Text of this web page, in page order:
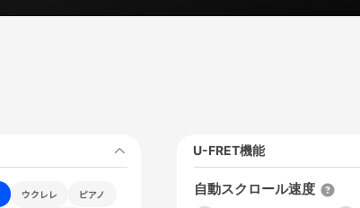
ウクレレ
ピアノ
U-FRET機能
自動スクロール速度